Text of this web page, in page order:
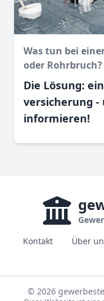
Was tun bei
oder Rohr­bruch?
Die Lösung:
versicherung -
informieren!
Kontakt
Über
© 2026